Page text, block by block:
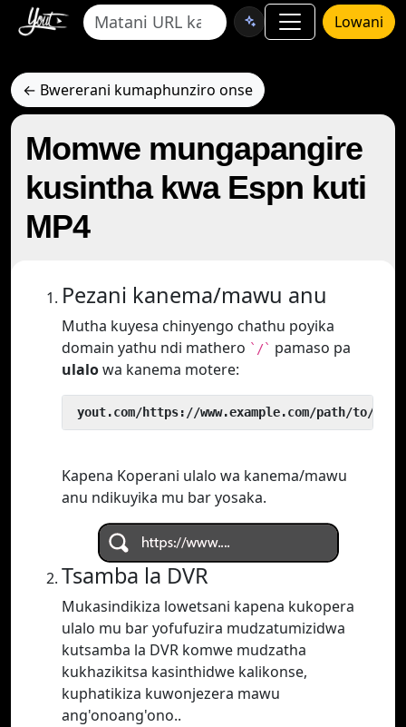
Lowani
← Bwererani kumaphunziro onse
Momwe mungapangire
kusintha kwa Espn kuti
MP4
Pezani kanema/mawu anu
Mutha kuyesa chinyengo chathu poyika
domain yathu ndi mathero `/` pamaso pa
ulalowa kanema motere:
yout.com/https://www.example.com/path/to/
Kapena Koperani ulalo wa kanema/mawu
anu ndikuyika mu bar yosaka.
Tsamba la DVR
Mukasindikiza lowetsani kapena kukopera
ulalo mu bar yofufuzira mudzatumizidwa
kutsamba la DVR komwe mudzatha
kukhazikitsa kasinthidwe kalikonse,
kuphatikiza kuwonjezera mawu
ang'onoang'ono..